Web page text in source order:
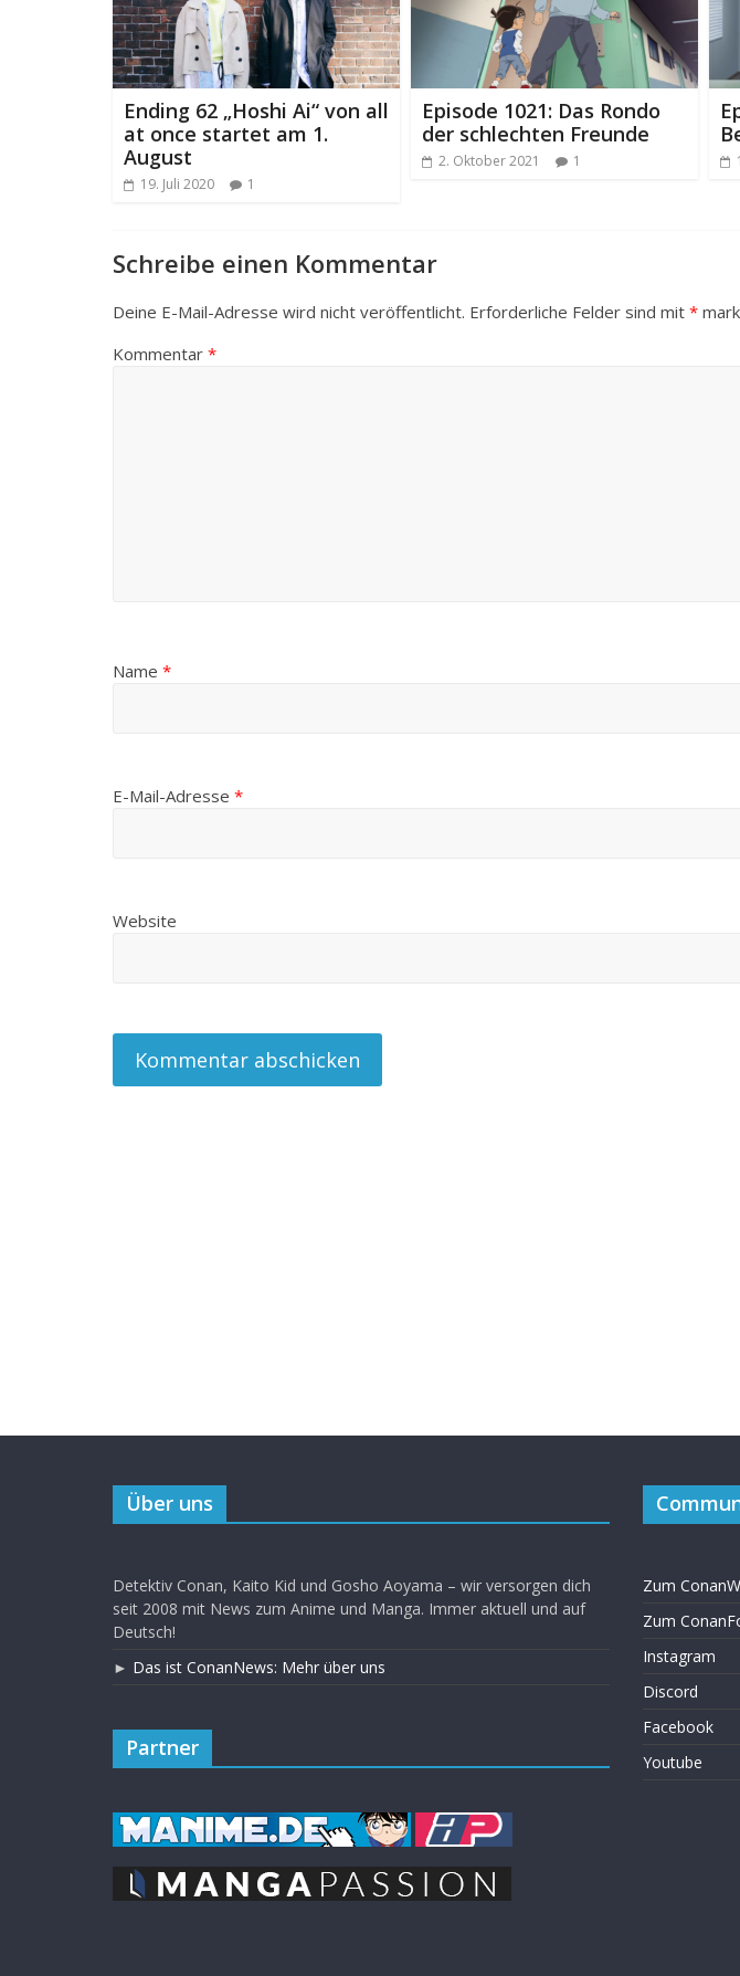
Ending 62 „Hoshi Ai“ von all
at once startet am 1.
August
19. Juli 2020 1
Episode 1021: Das Rondo
der schlechten Freunde
2. Oktober 2021 1
Schreibe einen Kommentar
Deine E-Mail-Adresse wird nicht veröffentlicht. Erforderliche Felder sind mit *
Kommentar *
Name *
E-Mail-Adresse *
Website
Über uns
Detektiv Conan, Kaito Kid und Gosho Aoyama – wir versorgen dich
seit 2008 mit News zum Anime und Manga. Immer aktuell und auf
Deutsch!
► Das ist ConanNews: Mehr über uns
Partner
Zum
Zum
Instagram
Discord
Facebook
Youtube